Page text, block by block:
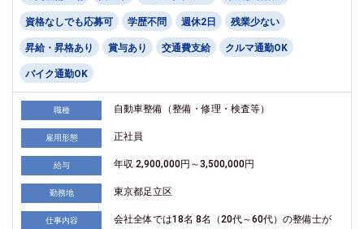
資格なしでも応募可 学歴不問 週休2日 残業少ない
昇給・昇格あり 賞与あり 交通費支給 クルマ通勤OK
バイク通勤OK
職種 自動車整備（整備・修理・検査等）
雇用形態 正社員
給与 年収 2,900,000円～3,500,000円
勤務地 東京都足立区
仕事内容
会社全体では18名 8名（20代～60代）の整備士が